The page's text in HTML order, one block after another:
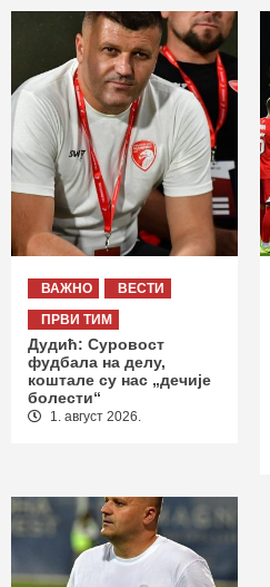
ВАЖНО
ВЕСТИ
ПРВИ ТИМ
Дудић: Суровост
фудбала на делу,
коштале су нас „дечије
болести“
1. август 2026.